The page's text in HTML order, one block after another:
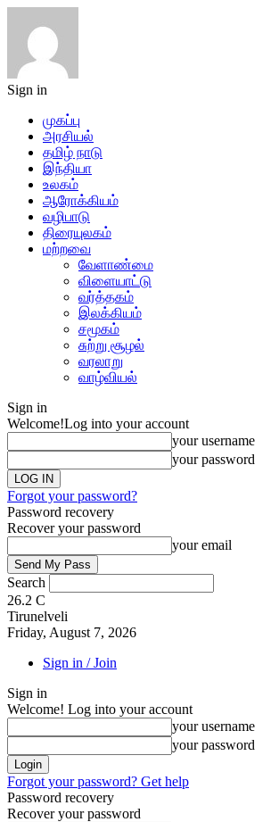
Sign in
முகப்பு
அரசியல்
தமிழ் நாடு
இந்தியா
உலகம்
ஆரோக்கியம்
வழிபாடு
திரையுலகம்
மற்றவை
வேளாண்மை
விளையாட்டு
வர்த்தகம்
இலக்கியம்
சமூகம்
சுற்று சூழல்
வரலாறு
வாழ்வியல்
Sign in
Welcome!Log into your account
your username
your password
Forgot your password?
Password recovery
Recover your password
your email
Search
26.2 C
Tirunelveli
Friday, August 7, 2026
Sign in / Join
Sign in
Welcome! Log into your account
your username
your password
Forgot your password? Get help
Password recovery
Recover your password